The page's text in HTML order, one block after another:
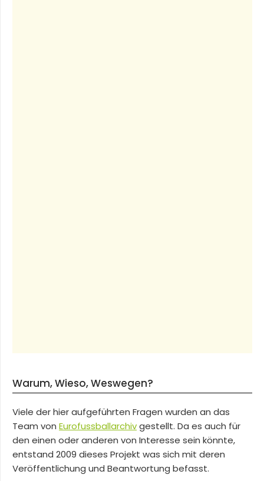
Warum, Wieso, Weswegen?
Viele der hier aufgeführten Fragen wurden an das
Team von Eurofussballarchivgestellt. Da es auch für
den einen oder anderen von Interesse sein könnte,
entstand 2009 dieses Projekt was sich mit deren
Veröffentlichung und Beantwortung befasst.